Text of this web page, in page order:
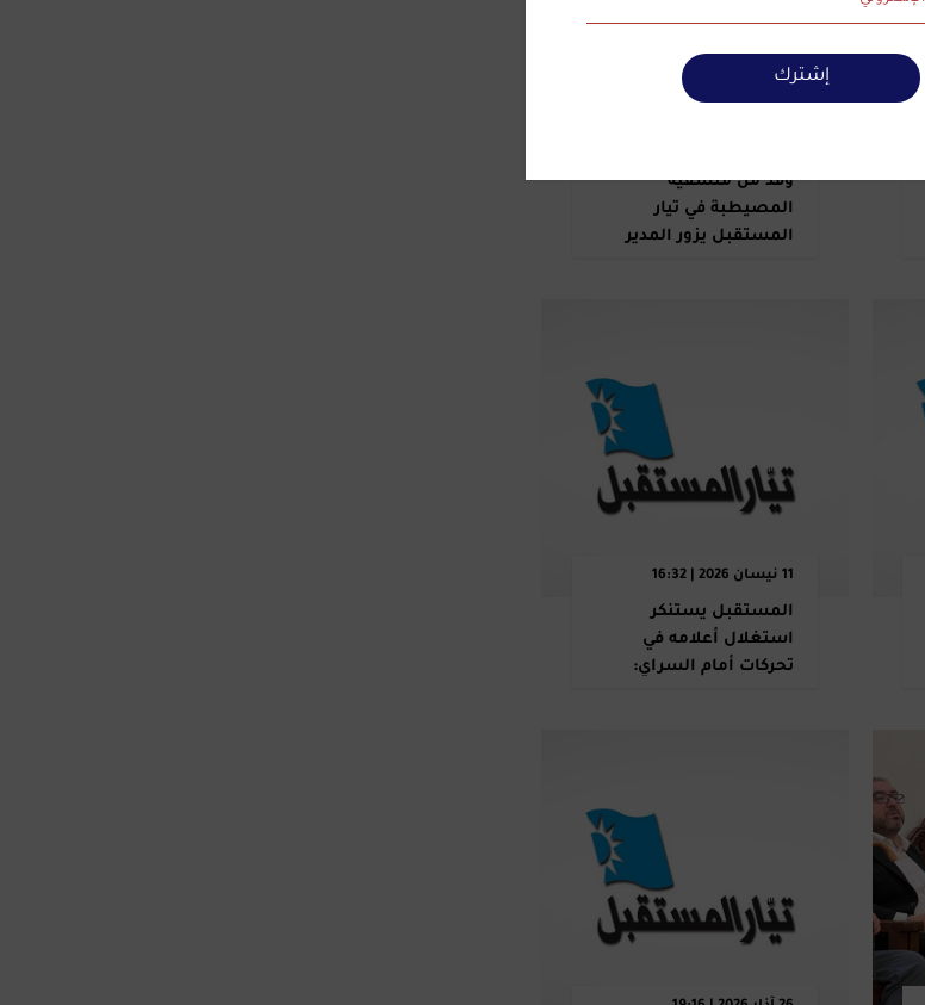
وفد من منسقية
المصيطبة في تيار
المستقبل يزور المدير
11 نيسان 2026 | 16:32
المستقبل يستنكر
استغلال أعلامه في
تحركات أمام السراي:
إشترك